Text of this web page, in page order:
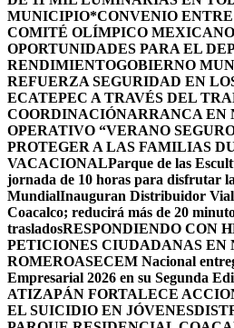
MUNICIPIO*CONVENIO
COMITÉ OLÍMPICO
OPORTUNIDADES PARA EL
RENDIMIENTOGOBIERNO
REFUERZA SEGURIDAD EN
ECATEPEC A TRAVÉS DEL
COORDINACIÓNARRANCA EN
OPERATIVO “VERANO
PROTEGER A LAS FAMILIAS
VACACIONALParque de las
jornada de 10 horas para disfrutar
MundialInauguran Distribuidor Vial
Coacalco; reducirá más de 20
trasladosRESPONDIENDO CON
PETICIONES CIUDADANAS EN
ROMEROASECEM Nacional
Empresarial 2026 en su Segunda
ATIZAPÁN FORTALECE
EL SUICIDIO EN JÓVENES